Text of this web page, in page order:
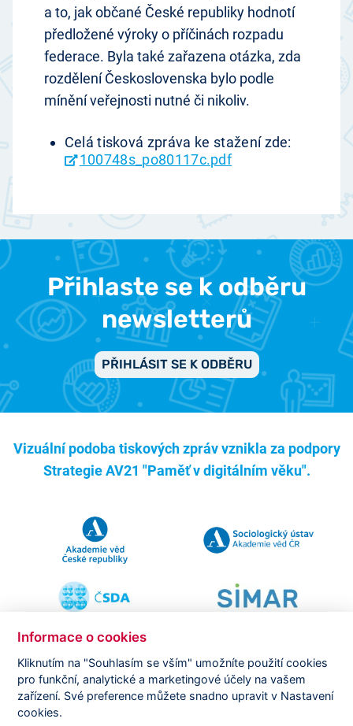
a to, jak občané České republiky hodnotí
předložené výroky o příčinách rozpadu
federace. Byla také zařazena otázka, zda
rozdělení Československa bylo podle
mínění veřejnosti nutné či nikoliv.
Celá tisková zpráva ke stažení zde:
100748s_po80117c.pdf
Přihlaste se k odběru
newsletterů
PŘIHLÁSIT SE K ODBĚRU
Vizuální podoba tiskových zpráv vznikla za podpory
Strategie AV21 "Paměť v digitálním věku".
Copyright © CVVM | Právní ujednání| Nastavení cookies
Prohlášení o zpracování osobních údajů
Informace o cookies
Kliknutím na "Souhlasím se vším" umožníte použití cookies
pro funkční, analytické a marketingové účely na vašem
zařízení. Své preference můžete snadno upravit v Nastavení
cookies.